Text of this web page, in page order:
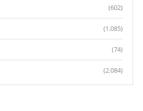
(602)
(1.085)
(74)
(2.084)